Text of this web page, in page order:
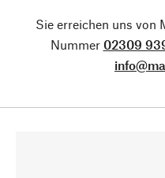
Sie erreichen uns von
Nummer 02309